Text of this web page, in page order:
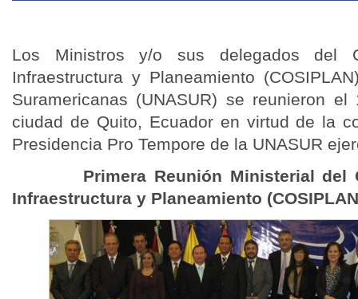
Los Ministros y/o sus delegados del
Infraestructura y Planeamiento
Suramericanas (UNASUR) se reunieron
ciudad de Quito, Ecuador en virtud de la
Presidencia Pro Tempore de la UNASUR
Primera Reunión Ministerial del
Infraestructura y Planeamiento